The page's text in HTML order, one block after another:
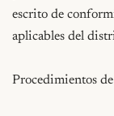
escrito de
aplicables del
Procedimientos